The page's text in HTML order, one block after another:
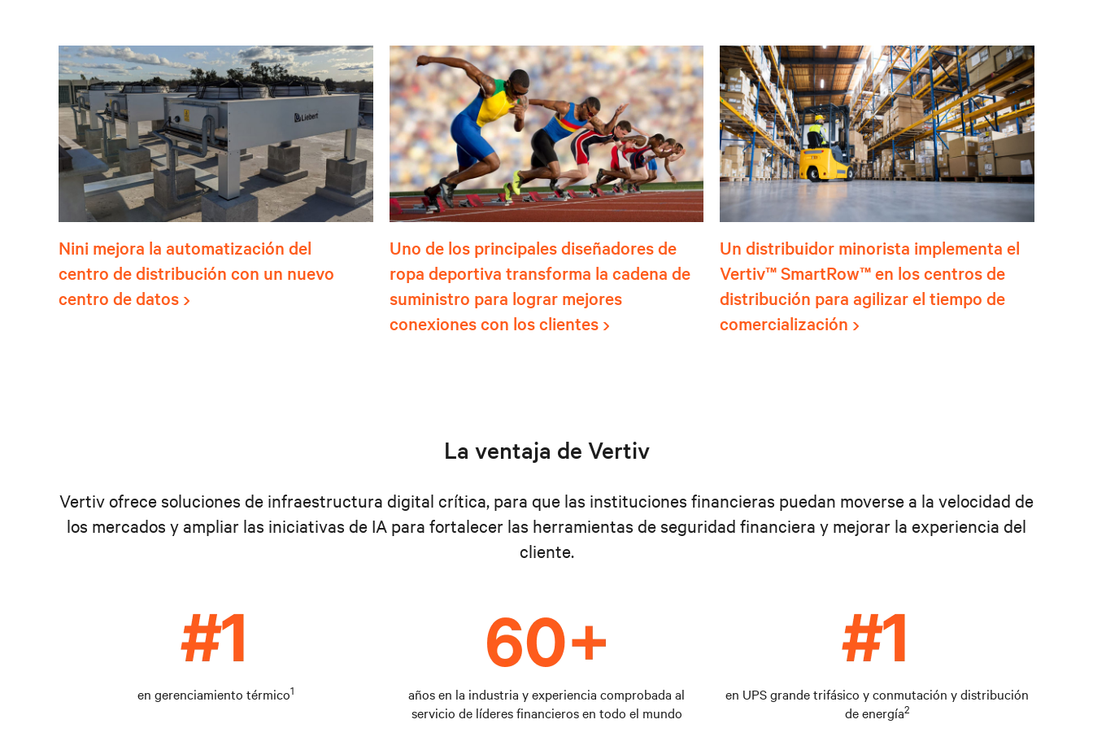
Nini mejora la automatización del
centro de distribución con un nuevo
centro de datos
Uno de los principales diseñadores de
ropa deportiva transforma la cadena de
suministro para lograr mejores
conexiones con los clientes
Un distribuidor minorista implementa el
Vertiv™ SmartRow™ en los centros de
distribución para agilizar el tiempo de
comercialización
La ventaja de Vertiv
Vertiv ofrece soluciones de infraestructura digital crítica, para que las instituciones financieras puedan moverse a la velocidad de
los mercados y ampliar las iniciativas de IA para fortalecer las herramientas de seguridad financiera y mejorar la experiencia del
cliente.
en gerenciamiento térmico1
años en la industria y experiencia comprobada al
servicio de líderes financieros en todo el mundo
en UPS grande trifásico y conmutación y distribución
de energía2